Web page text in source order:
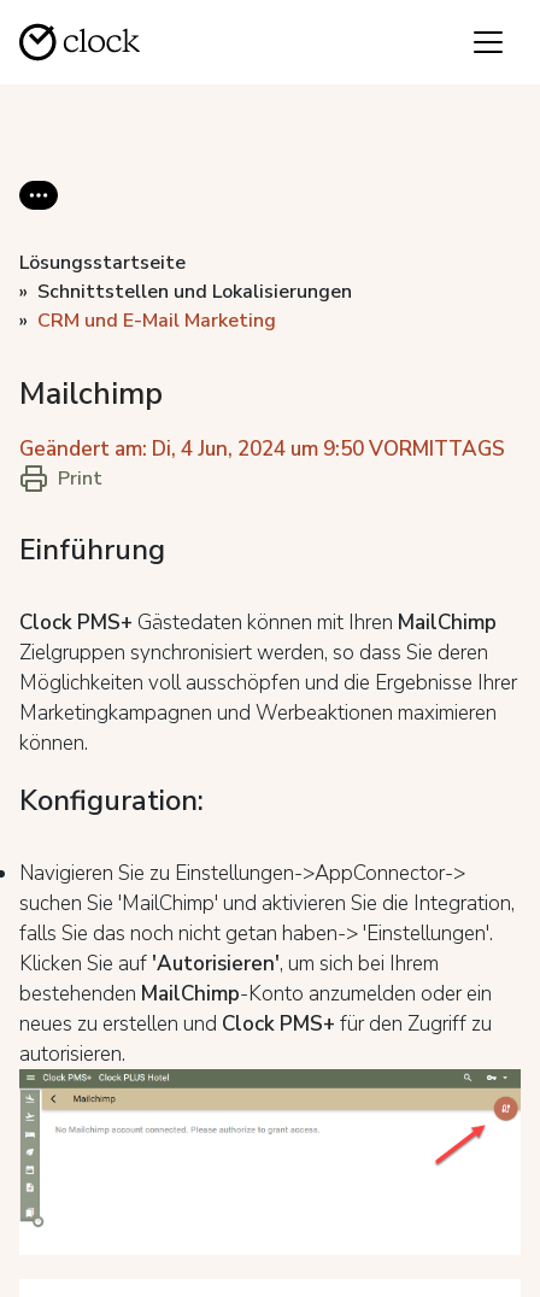
Lösungsstartseite
Schnittstellen und Lokalisierungen
CRM und E-Mail Marketing
Mailchimp
Geändert am: Di, 4 Jun, 2024 um 9:50 VORMITTAGS
Print
Einführung
Clock PMS+ Gästedaten können mit Ihren MailChimp
Zielgruppen synchronisiert werden, so dass Sie deren
Möglichkeiten voll ausschöpfen und die Ergebnisse Ihrer
Marketingkampagnen und Werbeaktionen maximieren
können.
Konfiguration:
Navigieren Sie zu Einstellungen->AppConnector->
suchen Sie 'MailChimp' und aktivieren Sie die Integration,
falls Sie das noch nicht getan haben-> 'Einstellungen'.
Klicken Sie auf 'Autorisieren', um sich bei Ihrem
bestehenden MailChimp-Konto anzumelden oder ein
neues zu erstellen und Clock PMS+ für den Zugriff zu
autorisieren.